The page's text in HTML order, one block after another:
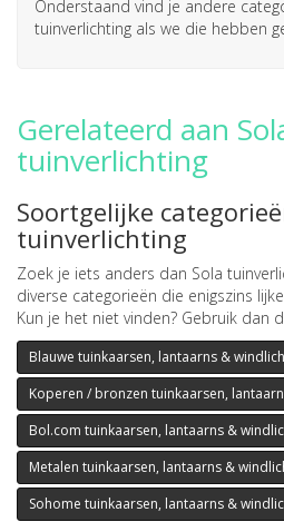
Onderstaand vind je andere
tuinverlichting als we die hebben
Gerelateerd aan
tuinverlichting
Soortgelijke
tuinverlichting
Zoek je iets anders dan Sola
diverse categorieën die enigszins
Kun je het niet vinden? Gebruik dan
Blauwe tuinkaarsen, lantaarns &
Koperen / bronzen tuinkaarsen,
Bol.com tuinkaarsen, lantaarns &
Metalen tuinkaarsen, lantaarns &
Sohome tuinkaarsen, lantaarns &